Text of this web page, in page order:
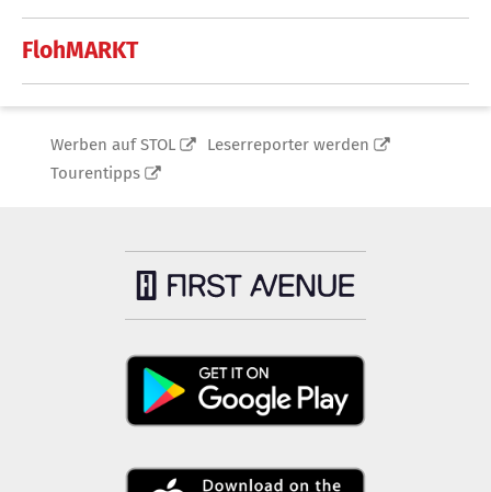
FlohMARKT
Werben auf STOL
Leserreporter werden
Tourentipps